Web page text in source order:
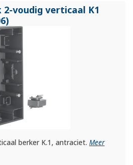
voudig verticaal K1
berker K.1, antraciet.Meer